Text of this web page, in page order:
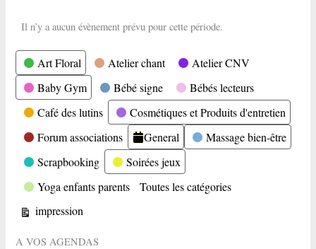
Il n’y a aucun évènement prévu pour cette période.
Catégories
Art Floral Atelier chant
Atelier CNV
Baby Gym
Bébé signe
Bébés lecteurs
Café des lutins
Cosmétiques et Produits d'entretien
Forum associations
General
Massage bien-être
Scrapbooking
Soirées jeux
Yoga enfants parents
Toutes les catégories
Vue
impression
A VOS AGENDAS